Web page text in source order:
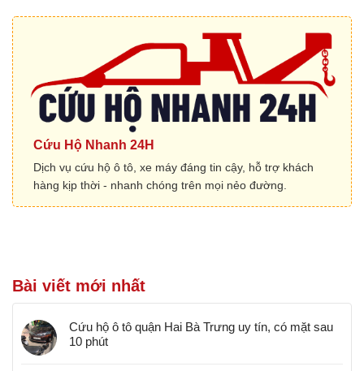
Cứu Hộ Nhanh 24H
Dịch vụ cứu hộ ô tô, xe máy đáng tin cậy, hỗ trợ khách
hàng kịp thời - nhanh chóng trên mọi nẻo đường.
Bài viết mới nhất
Cứu hộ ô tô quận Hai Bà Trưng uy tín, có mặt sau
10 phút